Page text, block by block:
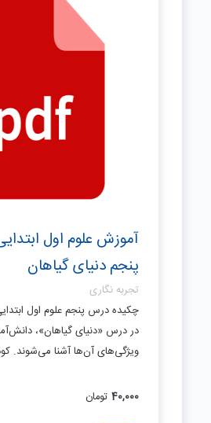
آموزش علوم اول
پنجم دنیای گیاهان
تجربه نگاری
چکیده درس پنجم علوم اول
در درس «دنیای گیاهان»،
ویژگی‌های آن‌ها آشنا می‌شوند.
40,000 تومان